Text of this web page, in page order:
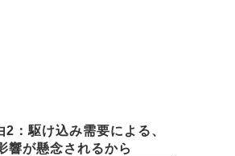
2：駆け込み需要による、
響が懸念されるから